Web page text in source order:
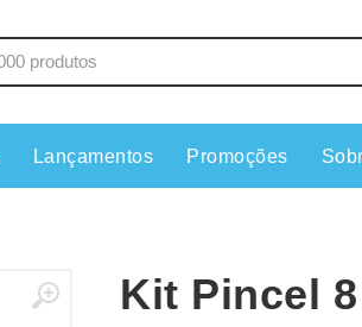
Cuidados Pessoais
Fones de
Lançamentos Promoções
Kit Pincel